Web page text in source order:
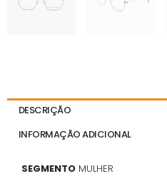
DESCRIÇÃO
INFORMAÇÃO ADICIONAL
SEGMENTO MULHER